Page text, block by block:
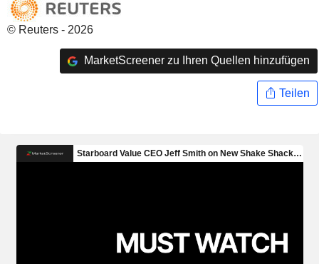
© Reuters - 2026
MarketScreener zu Ihren Quellen hinzufügen
Teilen